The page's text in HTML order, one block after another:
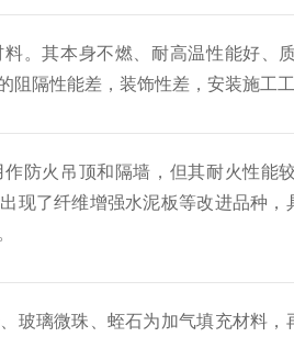
。其本身不燃、耐高温性能好、
阻隔性能差，装饰性差，安装施工工
防火吊顶和隔墙，但其耐火性能
现了纤维增强水泥板等改进品种
玻璃微珠、蛭石为加气填充材料